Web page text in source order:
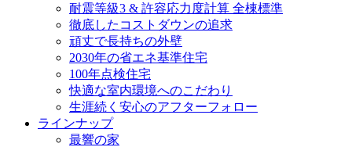
耐震等級3 & 許容応力度計算 全棟標準
徹底したコストダウンの追求
頑丈で長持ちの外壁
2030年の省エネ基準住宅
100年点検住宅
快適な室内環境へのこだわり
生涯続く安心のアフターフォロー
ラインナップ
最響の家